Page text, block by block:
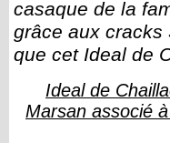
casaque de la
grâce aux cracks
que cet Ideal de
Ideal de
Marsan associé